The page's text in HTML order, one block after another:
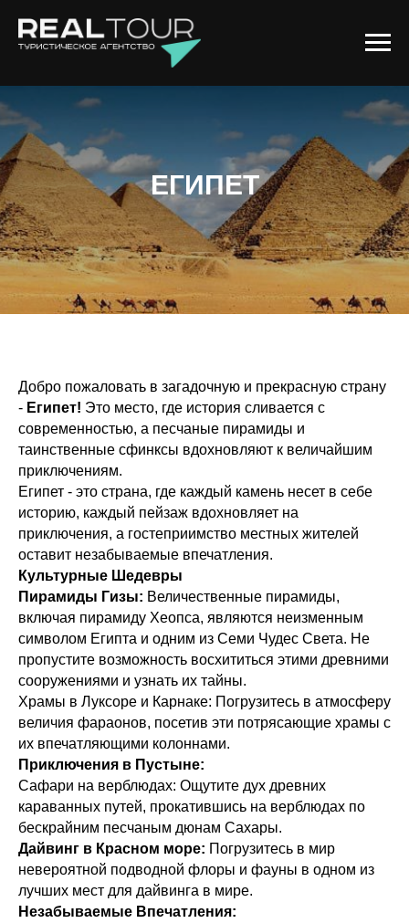
ЕГИПЕТ
Добро пожаловать в загадочную и прекрасную страну
- Египет! Это место, где история сливается с
современностью, а песчаные пирамиды и
таинственные сфинксы вдохновляют к величайшим
приключениям.
Египет - это страна, где каждый камень несет в себе
историю, каждый пейзаж вдохновляет на
приключения, а гостеприимство местных жителей
оставит незабываемые впечатления.
Культурные Шедевры
Пирамиды Гизы: Величественные пирамиды,
включая пирамиду Хеопса, являются неизменным
символом Египта и одним из Семи Чудес Света. Не
пропустите возможность восхититься этими древними
сооружениями и узнать их тайны.
Храмы в Луксоре и Карнаке: Погрузитесь в атмосферу
величия фараонов, посетив эти потрясающие храмы с
их впечатляющими колоннами.
Приключения в Пустыне:
Сафари на верблюдах: Ощутите дух древних
караванных путей, прокатившись на верблюдах по
бескрайним песчаным дюнам Сахары.
Дайвинг в Красном море: Погрузитесь в мир
невероятной подводной флоры и фауны в одном из
лучших мест для дайвинга в мире.
Незабываемые Впечатления: